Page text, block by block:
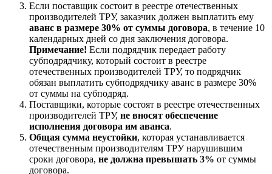
Если поставщик состоит в реестре отечественных
производителей ТРУ, заказчик должен выплатить ему
аванс в размере 30% от суммы договора, в течение 10
календарных дней со дня заключения договора.
Примечание! Если подрядчик передает работу
субподрядчику, который состоит в реестре
отечественных производителей ТРУ, то подрядчик
обязан выплатить субподрядчику аванс в размере 30%
от суммы на субподряд.
Поставщики, которые состоят в реестре отечественных
производителей ТРУ, не вносят обеспечение
исполнения договора им аванса.
Общая сумма неустойки, которая устанавливается
отечественным производителям ТРУ нарушившим
сроки договора, не должна превышать 3% от суммы
договора.